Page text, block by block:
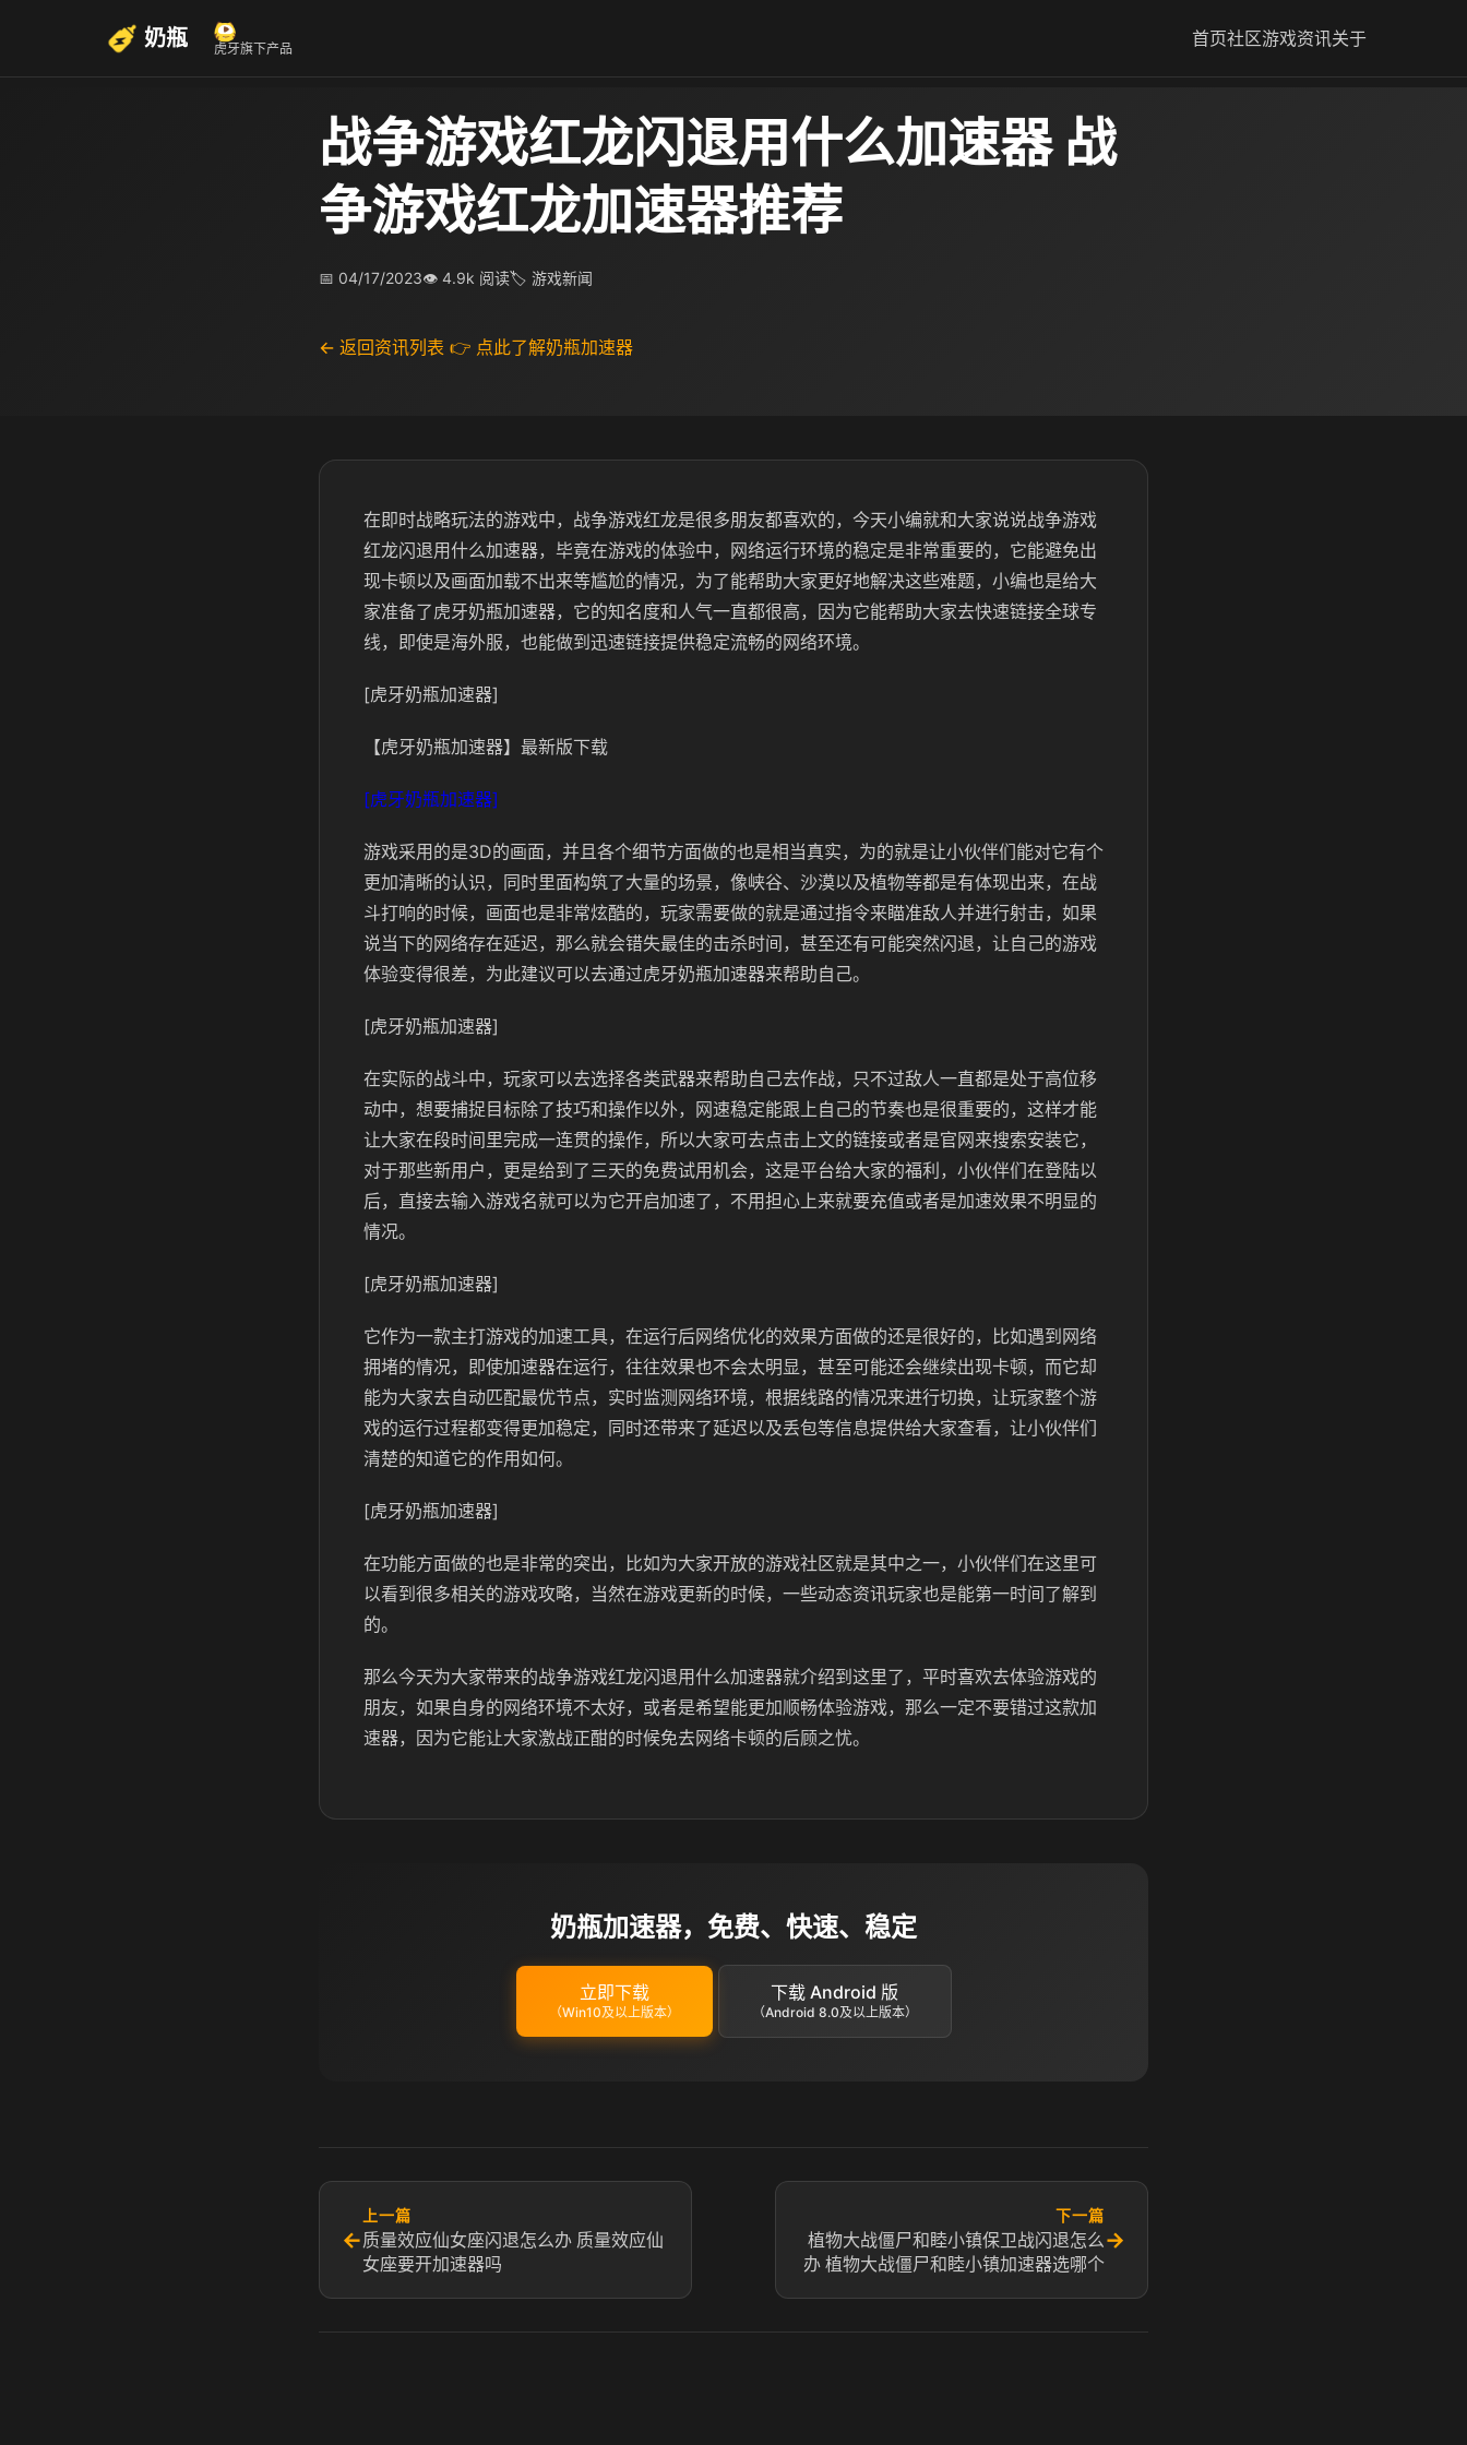
奶瓶 虎牙旗下产品 首页社区游戏资讯关于
战争游戏红龙闪退用什么加速器 战
争游戏红龙加速器推荐
📅 04/17/2023👁 4.9k 阅读🏷 游戏新闻
← 返回资讯列表 👉 点此了解奶瓶加速器
在即时战略玩法的游戏中，战争游戏红龙是很多朋友都喜欢的，今天小编就和大家说说战争游戏
红龙闪退用什么加速器，毕竟在游戏的体验中，网络运行环境的稳定是非常重要的，它能避免出
现卡顿以及画面加载不出来等尴尬的情况，为了能帮助大家更好地解决这些难题，小编也是给大
家准备了虎牙奶瓶加速器，它的知名度和人气一直都很高，因为它能帮助大家去快速链接全球专
线，即使是海外服，也能做到迅速链接提供稳定流畅的网络环境。
[虎牙奶瓶加速器]
【虎牙奶瓶加速器】最新版下载
[虎牙奶瓶加速器]
游戏采用的是3D的画面，并且各个细节方面做的也是相当真实，为的就是让小伙伴们能对它有个
更加清晰的认识，同时里面构筑了大量的场景，像峡谷、沙漠以及植物等都是有体现出来，在战
斗打响的时候，画面也是非常炫酷的，玩家需要做的就是通过指令来瞄准敌人并进行射击，如果
说当下的网络存在延迟，那么就会错失最佳的击杀时间，甚至还有可能突然闪退，让自己的游戏
体验变得很差，为此建议可以去通过虎牙奶瓶加速器来帮助自己。
[虎牙奶瓶加速器]
在实际的战斗中，玩家可以去选择各类武器来帮助自己去作战，只不过敌人一直都是处于高位移
动中，想要捕捉目标除了技巧和操作以外，网速稳定能跟上自己的节奏也是很重要的，这样才能
让大家在段时间里完成一连贯的操作，所以大家可去点击上文的链接或者是官网来搜索安装它，
对于那些新用户，更是给到了三天的免费试用机会，这是平台给大家的福利，小伙伴们在登陆以
后，直接去输入游戏名就可以为它开启加速了，不用担心上来就要充值或者是加速效果不明显的
情况。
[虎牙奶瓶加速器]
它作为一款主打游戏的加速工具，在运行后网络优化的效果方面做的还是很好的，比如遇到网络
拥堵的情况，即使加速器在运行，往往效果也不会太明显，甚至可能还会继续出现卡顿，而它却
能为大家去自动匹配最优节点，实时监测网络环境，根据线路的情况来进行切换，让玩家整个游
戏的运行过程都变得更加稳定，同时还带来了延迟以及丢包等信息提供给大家查看，让小伙伴们
清楚的知道它的作用如何。
[虎牙奶瓶加速器]
在功能方面做的也是非常的突出，比如为大家开放的游戏社区就是其中之一，小伙伴们在这里可
以看到很多相关的游戏攻略，当然在游戏更新的时候，一些动态资讯玩家也是能第一时间了解到
的。
那么今天为大家带来的战争游戏红龙闪退用什么加速器就介绍到这里了，平时喜欢去体验游戏的
朋友，如果自身的网络环境不太好，或者是希望能更加顺畅体验游戏，那么一定不要错过这款加
速器，因为它能让大家激战正酣的时候免去网络卡顿的后顾之忧。
奶瓶加速器，免费、快速、稳定
立即下载
（Win10及以上版本）
下载 Android 版
（Android 8.0及以上版本）
←
上一篇
质量效应仙女座闪退怎么办 质量效应仙
女座要开加速器吗
下一篇
植物大战僵尸和睦小镇保卫战闪退怎么
办 植物大战僵尸和睦小镇加速器选哪个
→